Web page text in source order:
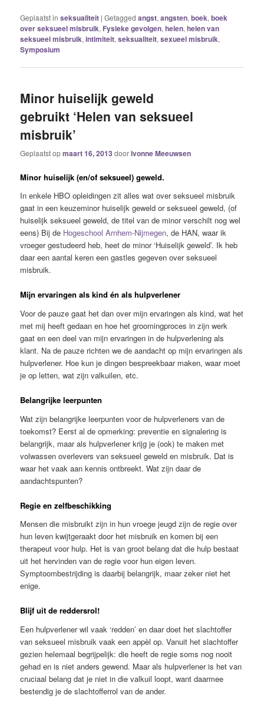
Geplaatst in seksualiteit |Getagged angst,angsten,boek,boek
over seksueel misbruik, Fysieke gevolgen,helen,helen van
seksueel misbruik,intimiteit,seksualiteit,sexueel misbruik,
Symposium
Minor huiselijk geweld
gebruikt ‘Helen van seksueel
misbruik’
Geplaatst opmaart 16, 2013 doorIvonne Meeuwsen
Minor huiselijk (en/of seksueel) geweld.
In enkele HBO opleidingen zit alles wat over seksueel misbruik
gaat in een keuzeminor huiselijk geweld or seksueel geweld, (of
huiselijk seksueel geweld, de titel van de minor verschilt nog wel
eens) Bij de Hogeschool Arnhem-Nijmegen, de HAN, waar ik
vroeger gestudeerd heb, heet de minor ‘Huiselijk geweld’. Ik heb
daar een aantal keren een gastles gegeven over seksueel
misbruik.
Mijn ervaringen als kind én als hulpverlener
Voor de pauze gaat het dan over mijn ervaringen als kind, wat het
met mij heeft gedaan en hoe het groomingproces in zijn werk
gaat en een deel van mijn ervaringen in de hulpverlening als
klant. Na de pauze richten we de aandacht op mijn ervaringen als
hulpverlener. Hoe kun je dingen bespreekbaar maken, waar moet
je op letten, wat zijn valkuilen, etc.
Belangrijke leerpunten
Wat zijn belangrijke leerpunten voor de hulpverleners van de
toekomst? Eerst al de opmerking: preventie en signalering is
belangrijk, maar als hulpverlener krijg je (ook) te maken met
volwassen overlevers van seksueel geweld en misbruik. Dat is
waar het vaak aan kennis ontbreekt. Wat zijn daar de
aandachtspunten?
Regie en zelfbeschikking
Mensen die misbruikt zijn in hun vroege jeugd zijn de regie over
hun leven kwijtgeraakt door het misbruik en komen bij een
therapeut voor hulp. Het is van groot belang dat die hulp bestaat
uit het hervinden van de regie voor hun eigen leven.
Symptoombestrijding is daarbij belangrijk, maar zeker niet het
enige.
Blijf uit de reddersrol!
Een hulpverlener wil vaak ‘redden’ en daar doet het slachtoffer
van seksueel misbruik vaak een appèl op. Vanuit het slachtoffer
gezien helemaal begrijpelijk: die heeft de regie soms nog nooit
gehad en is niet anders gewend. Maar als hulpverlener is het van
cruciaal belang dat je niet in die valkuil loopt, want daarmee
bestendig je de slachtofferrol van de ander.